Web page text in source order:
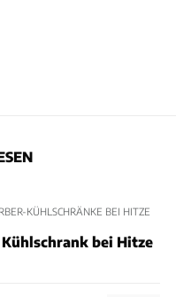
KÜHLSCHRÄNKE BEI HITZE
bei Hitze